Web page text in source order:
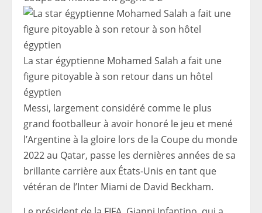
La star égyptienne Mohamed Salah a fait une
figure pitoyable à son retour dans un hôtel
égyptien
Messi, largement considéré comme le plus
grand footballeur à avoir honoré le jeu et mené
l’Argentine à la gloire lors de la Coupe du monde
2022 au Qatar, passe les dernières années de sa
brillante carrière aux États-Unis en tant que
vétéran de l’Inter Miami de David Beckham.